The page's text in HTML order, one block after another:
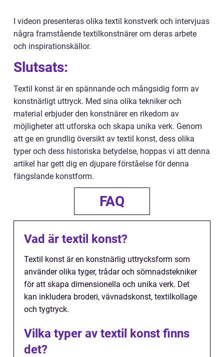
I videon presenteras olika textil konstverk och intervjuas
några framstående textilkonstnärer om deras arbete
och inspirationskällor.
Slutsats:
Textil konst är en spännande och mångsidig form av
konstnärligt uttryck. Med sina olika tekniker och
material erbjuder den konstnärer en rikedom av
möjligheter att utforska och skapa unika verk. Genom
att ge en grundlig översikt av textil konst, dess olika
typer och dess historiska betydelse, hoppas vi att denna
artikel har gett dig en djupare förståelse för denna
fängslande konstform.
FAQ
Vad är textil konst?
Textil konst är en konstnärlig uttrycksform som
använder olika tyger, trådar och sömnadstekniker
för att skapa dimensionella och unika verk. Det
kan inkludera broderi, vävnadskonst, textilkollage
och tygtryck.
Vilka typer av textil konst finns
det?